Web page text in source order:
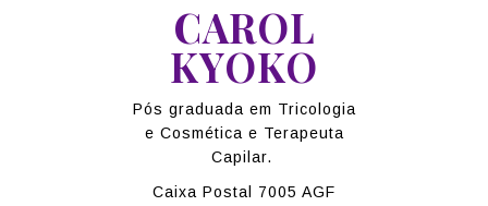
CAROL
KYOKO
Pós graduada em Tricologia
e Cosmética e Terapeuta
Capilar.
Caixa Postal 7005 AGF